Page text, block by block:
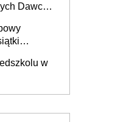
Dawców
w